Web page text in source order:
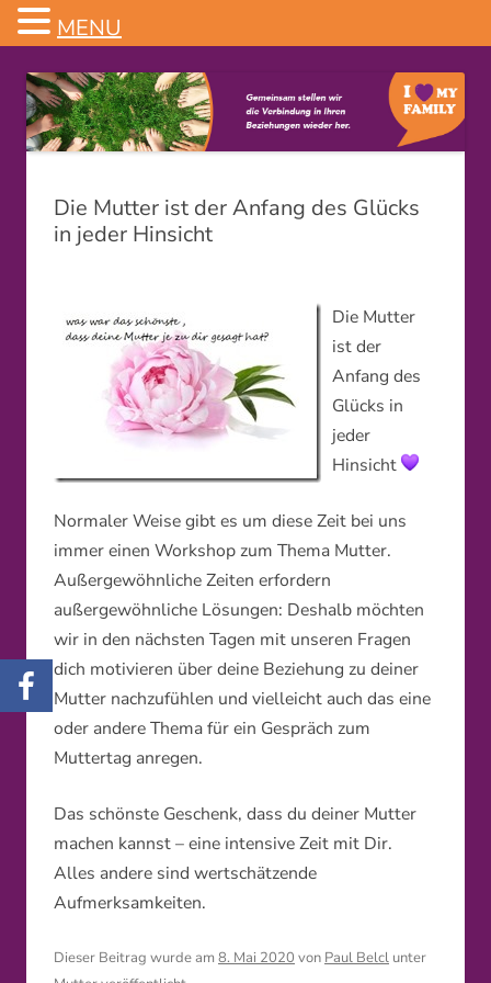
Die Mutter ist der Anfang des Glücks
in jeder Hinsicht
Die Mutter
ist der
Anfang des
Glücks in
jeder
Hinsicht
Normaler Weise gibt es um diese Zeit bei uns
immer einen Workshop zum Thema Mutter.
Außergewöhnliche Zeiten erfordern
außergewöhnliche Lösungen: Deshalb möchten
wir in den nächsten Tagen mit unseren Fragen
dich motivieren über deine Beziehung zu deiner
Mutter nachzufühlen und vielleicht auch das eine
oder andere Thema für ein Gespräch zum
Muttertag anregen.
Das schönste Geschenk, dass du deiner Mutter
machen kannst – eine intensive Zeit mit Dir.
Alles andere sind wertschätzende
Aufmerksamkeiten.
Dieser Beitrag wurde am 8. Mai 2020 von Paul Belcl unter
MENU